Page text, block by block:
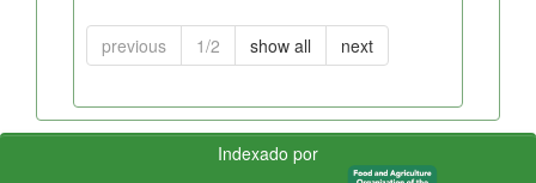
previous 1/2 show all next
Indexado por